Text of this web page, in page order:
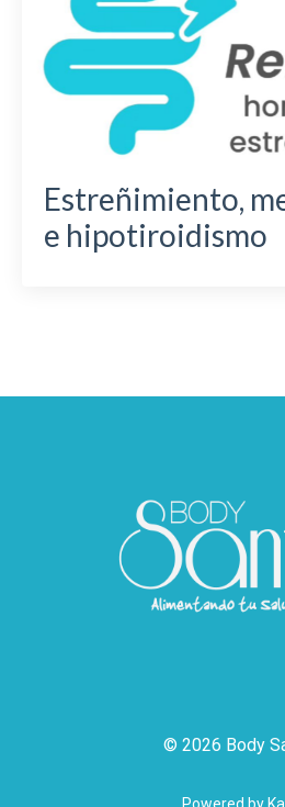
Estreñimiento,
e hipotiroidismo
© 2026 Body
Powered by